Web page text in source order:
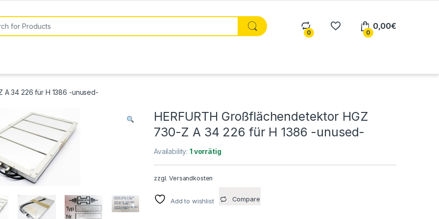
0 0
0,00€
A 34 226 für H 1386 -unused-
HERFURTH Großflächendetektor HGZ
730-Z A 34 226 für H 1386 -unused-
Availability:1 vorrätig
zzgl.Versandkosten
Add to wishlist Compare